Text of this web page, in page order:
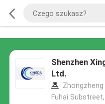
Shenzhen
Ltd.
Zhongzheng
Fuhai